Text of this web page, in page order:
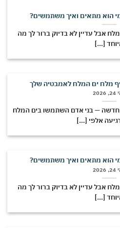
הוא מתאים ואיך משתמשים?
אבל עדיין לא בדיוק ברור לך מה
[...]
— בני אדם השתמשו בים המלח
אלפי [...]
הוא מתאים ואיך משתמשים?
אבל עדיין לא בדיוק ברור לך מה
[...]